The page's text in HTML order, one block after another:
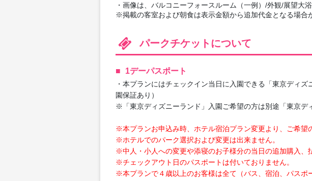
・画像は、バルコニーフォースルーム（一例）/外観/展望大
※掲載の客室および朝食は表示金額から追加代金となる場合
パークチケットについて
1デーパスポート
・本プランにはチェックイン当日に入園できる「東京ディ
園保証あり）
※「東京ディズニーランド」入園ご希望の方は別途「東京デ
※本プランお申込み時、ホテル宿泊プラン変更より、ご希望
※ホテルでのパーク選択および変更は出来ません。
※中人・小人への変更や添寝のお子様分の当日の追加購入、
※チェックアウト日のパスポートは付いておりません。
※本プランで４歳以上のお客様は全て（バス、宿泊、パスポ